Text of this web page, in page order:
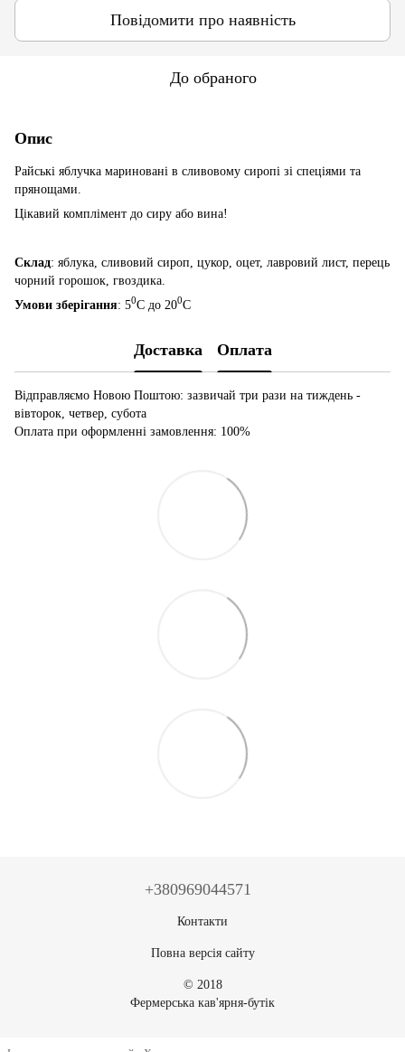
Повідомити про наявність
До обраного
Опис
Райські яблучка мариновані в сливовому сиропі зі спеціями та
прянощами.
Цікавий комплімент до сиру або вина!
Склад: яблука, сливовий сироп, цукор, оцет, лавровий лист, перець
чорний горошок, гвоздика.
Умови зберігання: 50С до 200С
Доставка Оплата
Відправляємо Новою Поштою: зазвичай три рази на тиждень -
вівторок, четвер, субота
Оплата при оформленні замовлення: 100%
+380969044571
Контакти
Повна версія сайту
© 2018
Фермерська кав'ярня-бутік